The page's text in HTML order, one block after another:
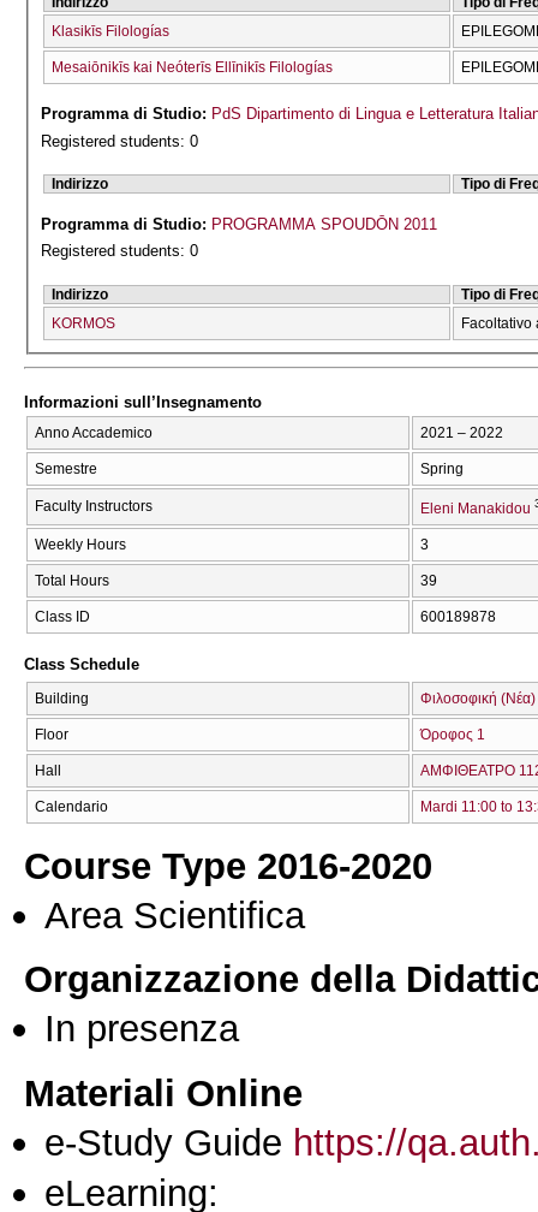
Klasikīs Filologías
Mesaiōnikīs kai Neóterīs Ellīnikīs Filologías
Programma di Studio: PdS Dipartimento di Lingua e Letteratura
Registered students: 0
Indirizzo Tipo di
Programma di Studio: PROGRAMMA SPOUDŌN 2011
Registered students: 0
Indirizzo
Tipo di
KORMOS
Facoltativo
Informazioni sull’Insegnamento
Anno Accademico 2021 – 2022
Semestre Spring
Faculty Instructors Eleni Manakidou
Weekly Hours 3
Total Hours 39
Class ID 600189878
Class Schedule
Building Φιλοσοφική (Νέα)
Floor Όροφος 1
Hall ΑΜΦΙΘΕΑΤΡΟ
Calendario Mardi 11:00 to
Course Type 2016-2020
Area Scientifica
Organizzazione della
In presenza
Materiali Online
e-Study Guide https://
eLearning: